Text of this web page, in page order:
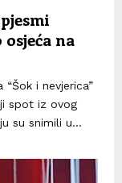
na
i nevjerica”
spot iz ovog
su snimili u...